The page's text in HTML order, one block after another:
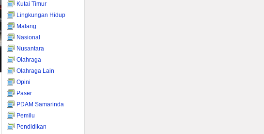
Kutai Timur
Lingkungan Hidup
Malang
Nasional
Nusantara
Olahraga
Olahraga Lain
Opini
Paser
PDAM Samarinda
Pemilu
Pendidikan